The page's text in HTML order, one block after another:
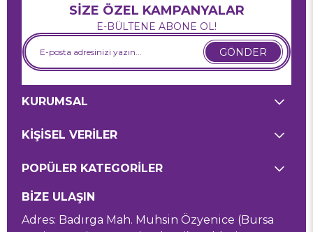
SİZE ÖZEL KAMPANYALAR
E-BÜLTENE ABONE OL!
GÖNDER
KURUMSAL
KİŞİSEL VERİLER
POPÜLER KATEGORİLER
BİZE ULAŞIN
Adres: Badırga Mah. Muhsin Özyenice (Bursa